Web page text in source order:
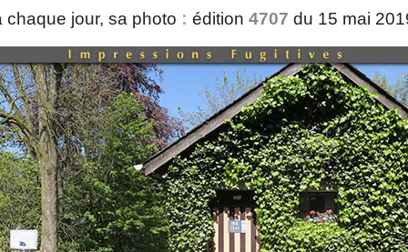
jour, sa photo : édition 4707 du 15 mai